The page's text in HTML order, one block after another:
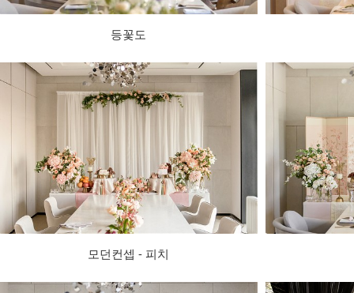
등꽃도
모던컨셉 - 피치